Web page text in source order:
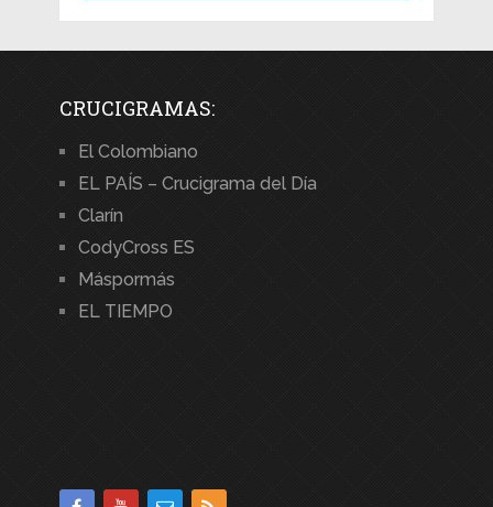
CRUCIGRAMAS:
El Colombiano
EL PAÍS – Crucigrama del Día
Clarín
CodyCross ES
Máspormás
EL TIEMPO